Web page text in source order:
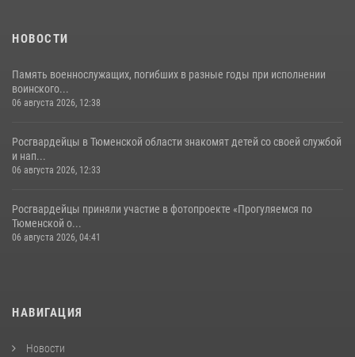
НОВОСТИ
Память военнослужащих, погибших в разные годы при исполнении
воинского...
06 августа 2026, 12:38
Росгвардейцы в Тюменской области знакомят детей со своей службой
и нап...
06 августа 2026, 12:33
Росгвардейцы приняли участие в фотопроекте «Прогуляемся по
Тюменской о...
06 августа 2026, 04:41
НАВИГАЦИЯ
Новости